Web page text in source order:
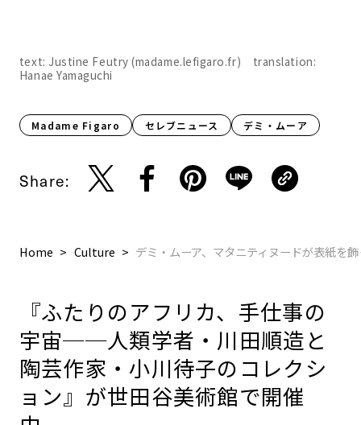
text: Justine Feutry (madame.lefigaro.fr) translation:
Hanae Yamaguchi
Madame Figaro セレブニュース デミ・ムーア
Share:
Home Culture デミ・ムーア、マタニティヌードが表紙を
『ふたりのアフリカ、手仕事の
宇宙──人類学者・川田順造と
陶芸作家・小川待子のコレクシ
ョン』が世田谷美術館で開催